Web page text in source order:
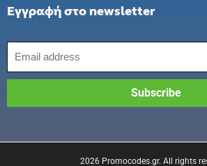
Εγγραφή στο newsletter
2026 Promocodes.gr. All rights